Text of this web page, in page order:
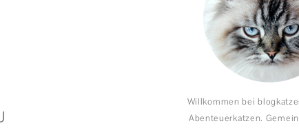
Willkommen bei
Abenteuerkatzen.